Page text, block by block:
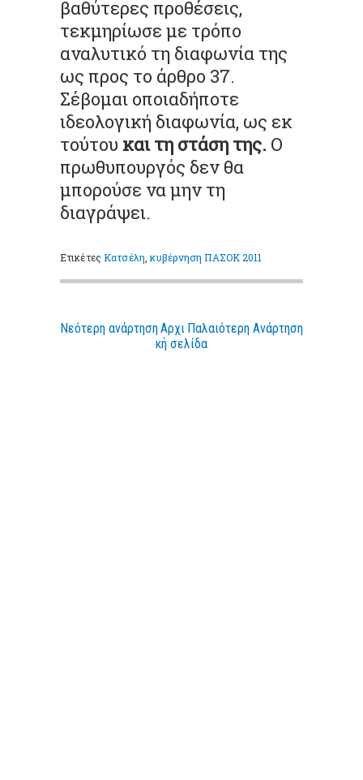
βαθύτερες προθέσεις,
τεκμηρίωσε με τρόπο
αναλυτικό τη διαφωνία της
ως προς το άρθρο 37.
Σέβομαι οποιαδήποτε
ιδεολογική διαφωνία, ως εκ
τούτου και τη στάση της. Ο
πρωθυπουργός δεν θα
μπορούσε να μην τη
διαγράψει.
ΕτικέτεςΚατσέλη ,κυβέρνηση ΠΑΣΟΚ 2011
Νεότερη ανάρτηση Παλαιότερη Ανάρτηση
Αρχι
κή σελίδα